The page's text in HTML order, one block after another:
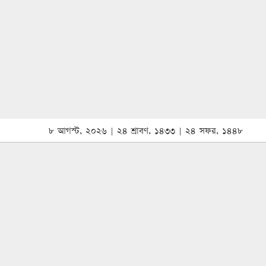
৮ আগস্ট, ২০২৬ | ২৪ শ্রাবণ, ১৪৩৩ | ২৪ সফর, ১৪৪৮